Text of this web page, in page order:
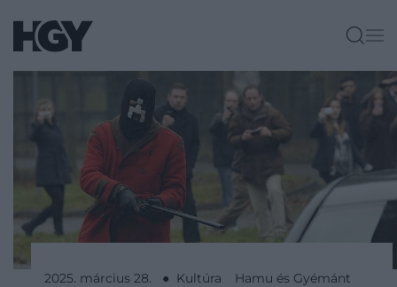
2025. március 28. ● Kultúra Hamu és Gyémánt